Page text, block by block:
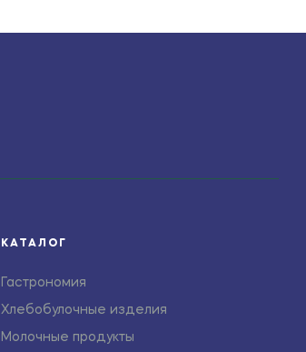
КАТАЛОГ
Гастрономия
Хлебобулочные изделия
Молочные продукты